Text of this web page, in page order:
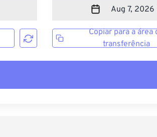
Copiar para a área
transferência